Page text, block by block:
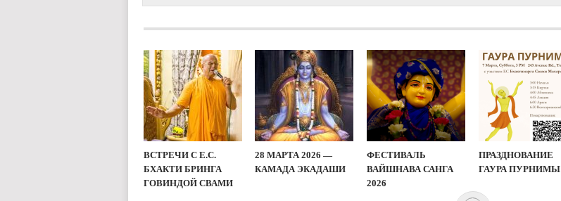
ВСТРЕЧИ С Е.С.
БХАКТИ БРИНГА
ГОВИНДОЙ СВАМИ
28 МАРТА 2026 —
КАМАДА ЭКАДАШИ
ФЕСТИВАЛЬ
ВАЙШНАВА САНГА
2026
ПРАЗДНОВАНИЕ
ГАУРА ПУРНИМЫ